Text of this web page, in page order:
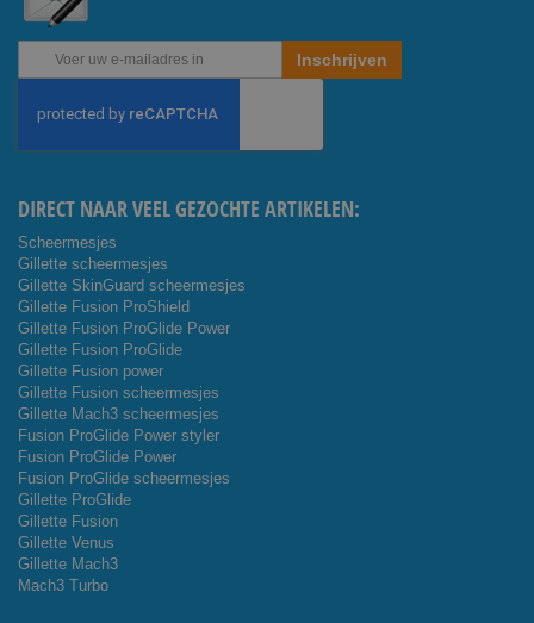
Abonneer
onze
Inschrijven
DIRECT NAAR VEEL GEZOCHTE ARTIKELEN:
Scheermesjes
Gillette scheermesjes
Gillette SkinGuard scheermesjes
Gillette Fusion ProShield
Gillette Fusion ProGlide Power
Gillette Fusion ProGlide
Gillette Fusion power
Gillette Fusion scheermesjes
Gillette Mach3 scheermesjes
Fusion ProGlide Power styler
Fusion ProGlide Power
Fusion ProGlide scheermesjes
Gillette ProGlide
Gillette Fusion
Gillette Venus
Gillette Mach3
Mach3 Turbo